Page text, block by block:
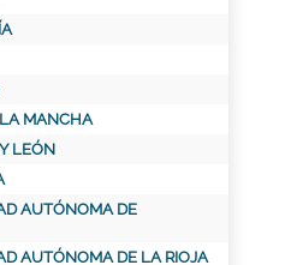
MANCHA
LEÓN
AUTÓNOMA DE
AUTÓNOMA DE LA RIOJA